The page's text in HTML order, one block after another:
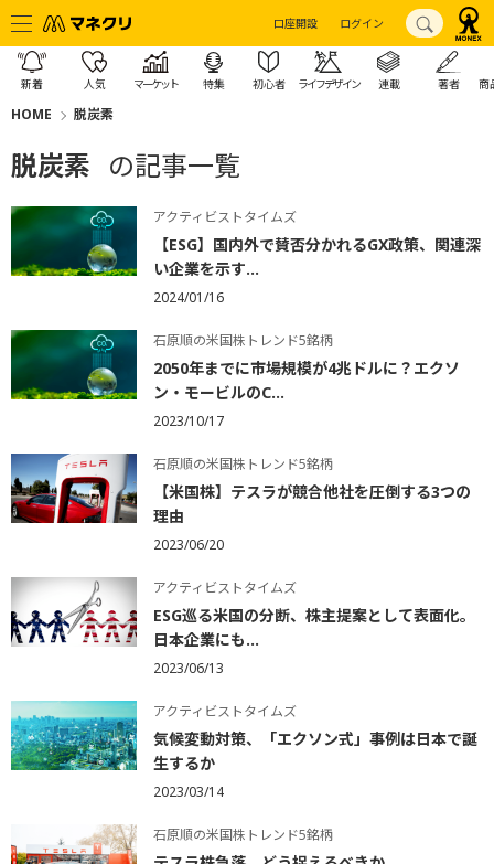
口座開設 ログイン
新着 人気 マーケット 特集 初心者 ライフデザイン 連載 著者 商
HOME 脱炭素
脱炭素 の記事一覧
アクティビストタイムズ
【ESG】国内外で賛否分かれるGX政策、関連深
い企業を示す...
2024/01/16
石原順の米国株トレンド5銘柄
2050年までに市場規模が4兆ドルに？エクソ
ン・モービルのC...
2023/10/17
石原順の米国株トレンド5銘柄
【米国株】テスラが競合他社を圧倒する3つの
理由
2023/06/20
アクティビストタイムズ
ESG巡る米国の分断、株主提案として表面化。
日本企業にも...
2023/06/13
アクティビストタイムズ
気候変動対策、「エクソン式」事例は日本で誕
生するか
2023/03/14
石原順の米国株トレンド5銘柄